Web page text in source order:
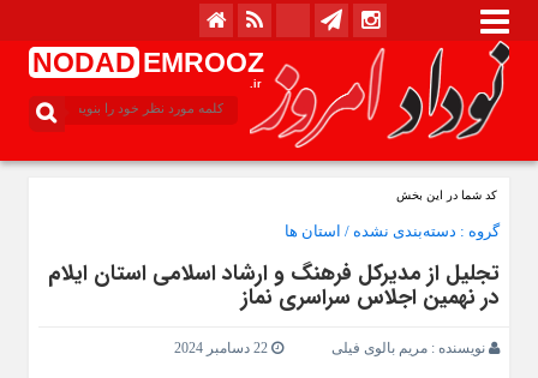
NODAD EMROOZ
.ir
کد شما در این بخش
گروه : دسته‌بندی نشده / استان ها
تجلیل از مدیرکل فرهنگ و ارشاد اسلامی استان ایلام
در نهمین اجلاس سراسری نماز
نویسنده : مریم بالوی فیلی 22 دسامبر 2024